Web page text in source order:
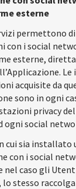
esterne
permettono
con i social
esterne,
acquisite da
sono in ogni
privacy
ogni social
cui sia installato
con i social
nel caso gli
lo stesso